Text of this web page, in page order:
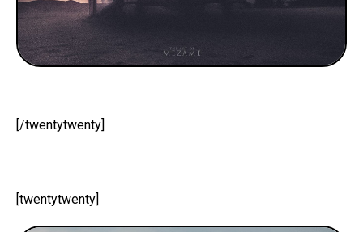
[/twentytwenty]
[twentytwenty]